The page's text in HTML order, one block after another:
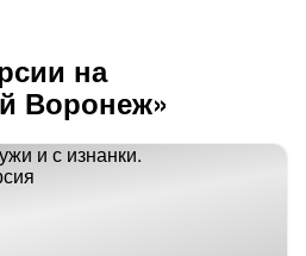
на
Воронеж»